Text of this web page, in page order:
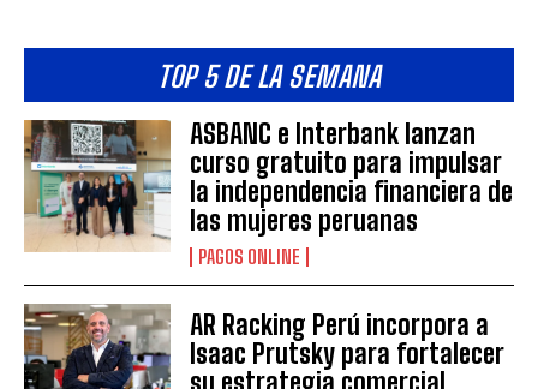
TOP 5 DE LA SEMANA
ASBANC e Interbank lanzan
curso gratuito para impulsar
la independencia financiera de
las mujeres peruanas
PAGOS ONLINE
AR Racking Perú incorpora a
Isaac Prutsky para fortalecer